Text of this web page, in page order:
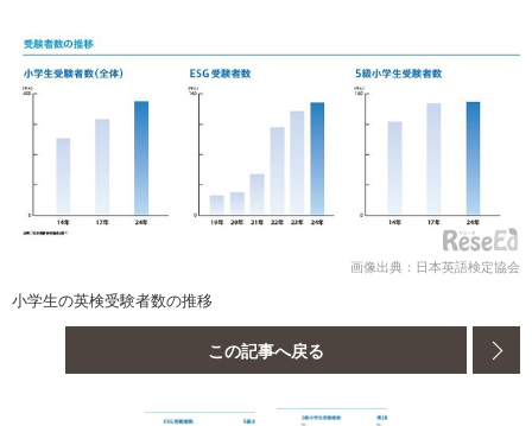
画像出典：日本英語検定協会
小学生の英検受験者数の推移
この記事へ戻る